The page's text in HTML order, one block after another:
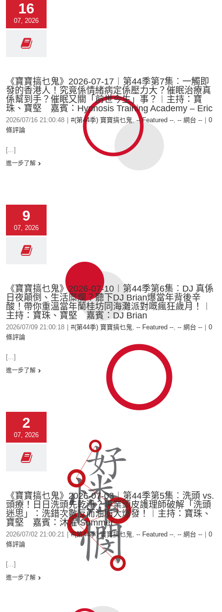
16
07, 2026
《寶寶搞乜鬼》2026-07-17︱第44季第7集︰一觸即
發的香港人！究竟係情緒病定係壓力大？催眠治療真
係幫到手？催眠又關「前世今生」事？︱主持：寶
珠、寶堅 嘉賓：Hypnosis Training Academy – Eric
2026/07/16 21:00:48 #(第44季) 寶寶搞乜鬼,-- Featured --, -- 網台 --
0
條評論
[...]
進一步了解
9
07, 2026
《寶寶搞乜鬼》2026-07-10︱第44季第6集︰DJ 真係
日夜顛倒、生活糜爛？聽下DJ Brian爆當年背後辛
酸！帶你重溫當年蘭桂坊同海灘派對嘅瘋狂歲月！︱
主持：寶珠、寶堅 嘉賓：DJ Brian
2026/07/09 21:00:18 #(第44季) 寶寶搞乜鬼, -- Featured --, -- 網台 --
0
條評論
[...]
進一步了解
2
07, 2026
《寶寶搞乜鬼》2026-07-03︱第44季第5集︰洗頭 vs.
頭療！日日洗頭先乾淨？專業頭皮護理師破解「洗頭
迷思」：洗錯次數反而油脂大爆發！︱主持：寶珠、
寶堅 嘉賓：沐濯 Summer
2026/07/02 21:00:21 #(第44季) 寶寶搞乜鬼, -- Featured --, -- 網台 --
0
條評論
[...]
進一步了解